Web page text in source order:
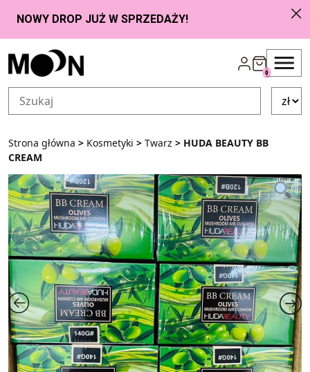
Przejdź do zawartości
0
Strona główna > Kosmetyki > Twarz > HUDA BEAUTY BB
CREAM